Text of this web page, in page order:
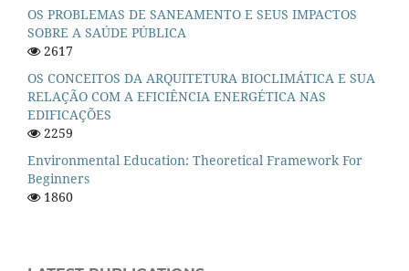
OS PROBLEMAS DE SANEAMENTO E SEUS IMPACTOS
SOBRE A SAÚDE PÚBLICA
2617
OS CONCEITOS DA ARQUITETURA BIOCLIMÁTICA E SUA
RELAÇÃO COM A EFICIÊNCIA ENERGÉTICA NAS
EDIFICAÇÕES
2259
Environmental Education: Theoretical Framework For
Beginners
1860